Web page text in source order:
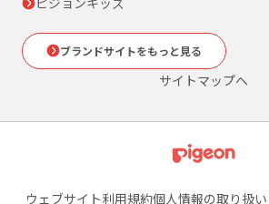
ブランドサイトをもっと見る
サイトマップへ
ウェブサイト利用規約個人情報の取り扱